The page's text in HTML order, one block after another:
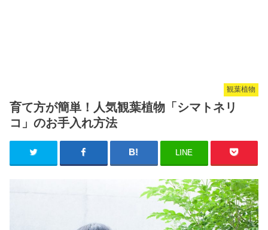
観葉植物
育て方が簡単！人気観葉植物「シマトネリ
コ」のお手入れ方法
LINE